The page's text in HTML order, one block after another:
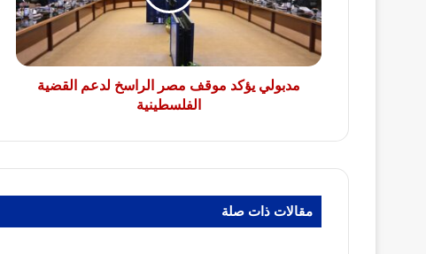
لدعم
القضية
الفلسطينية
مدبولي يؤكد موقف مصر الراسخ لدعم القضية
الفلسطينية
مقالات ذات صلة